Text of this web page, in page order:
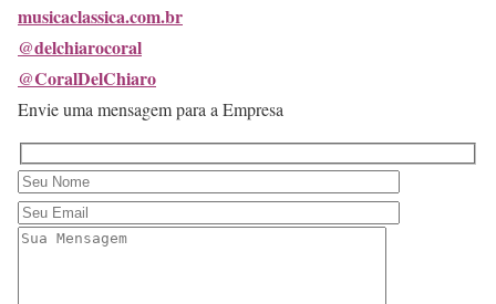
musicaclassica.com.br
@delchiarocoral
@CoralDelChiaro
Envie uma mensagem para a Empresa